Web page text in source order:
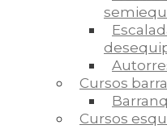
Cursos
Cursos